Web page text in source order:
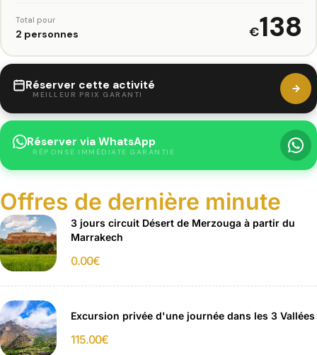
Total pour
2 personnes €138
Réserver cette activité
MEILLEUR PRIX GARANTI
Réserver via WhatsApp
RÉPONSE IMMÉDIATE GARANTIE
Offres de dernière minute
3 jours circuit Désert de Merzouga à partir du
Marrakech
0.00€
Excursion privée d'une journée dans les 3 Vallées
115.00€